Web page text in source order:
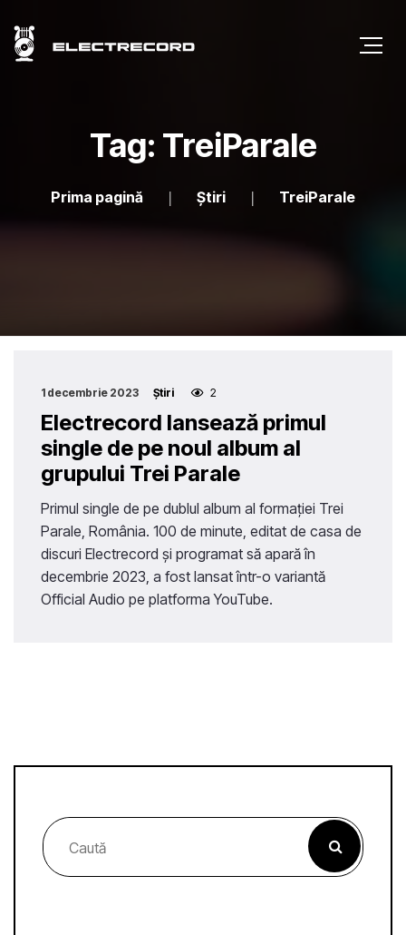
Tag: TreiParale
Prima pagină Știri TreiParale
1 decembrie 2023 Știri 2
Electrecord lansează primul
single de pe noul album al
grupului Trei Parale
Primul single de pe dublul album al formației Trei
Parale, România. 100 de minute, editat de casa de
discuri Electrecord și programat să apară în
decembrie 2023, a fost lansat într-o variantă
Official Audio pe platforma YouTube.